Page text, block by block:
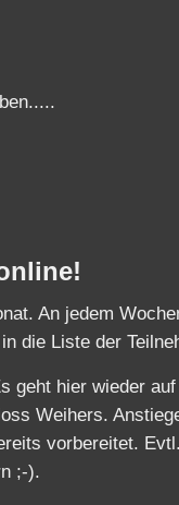
An jedem
die Liste der
geht hier wieder
Weihers.
vorbereitet.
;-).